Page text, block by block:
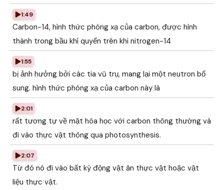
1:49
Carbon-14, hình thức phóng xạ của carbon, được hình
thành trong bầu khí quyển trên khi nitrogen-14
1:55
bị ảnh hưởng bởi các tia vũ trụ, mang lại một neutron bổ
sung. hình thức phóng xạ của carbon này là
2:01
rất tương tự về mặt hóa học với carbon thông thường và
đi vào thực vật thông qua photosynthesis.
2:07
Từ đó nó đi vào bất kỳ động vật ăn thực vật hoặc vật
liệu thực vật.